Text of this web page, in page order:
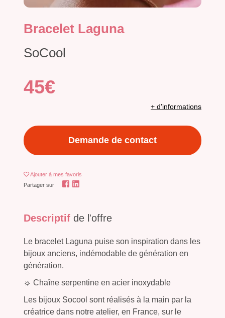
Bracelet Laguna
SoCool
45€
+ d'informations
Demande de contact
Ajouter à mes favoris
Partager sur
Descriptif de l'offre
Le bracelet Laguna puise son inspiration dans les
bijoux anciens, indémodable de génération en
génération.
☼ Chaîne serpentine en acier inoxydable
Les bijoux Socool sont réalisés à la main par la
créatrice dans notre atelier, en France, sur le